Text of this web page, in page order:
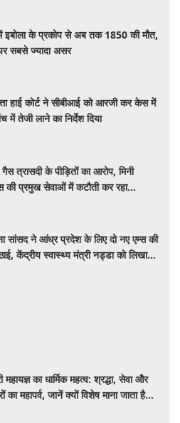
इबोला के प्रकोप से अब तक 1850 की मौत,
सबसे ज्यादा असर
हाई कोर्ट ने सीबीआई को आरजी कर केस में
में तेजी लाने का निर्देश दिया
गैस त्रासदी के पीड़ितों का आरोप, मिनी
की प्रमुख सेवाओं में कटौती कर रहा
सांसद ने आंध्र प्रदेश के लिए दो नए एम्स की
केंद्रीय स्वास्थ्य मंत्री नड्डा को लिखा
महायज्ञ का धार्मिक महत्व: श्रद्धा, सेवा और
का महापर्व, जानें क्यों विशेष माना जाता है